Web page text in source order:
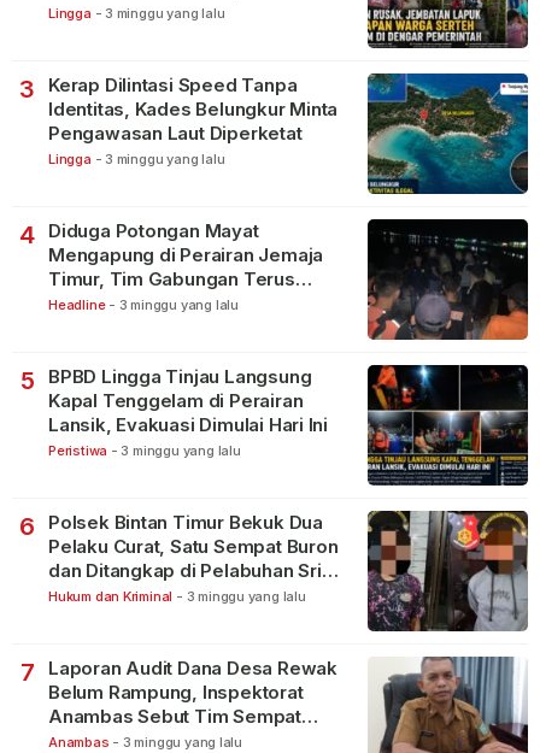
Lingga - 3 minggu yang lalu
3
Kerap Dilintasi Speed Tanpa
Identitas, Kades Belungkur Minta
Pengawasan Laut Diperketat
Lingga - 3 minggu yang lalu
4
Diduga Potongan Mayat
Mengapung di Perairan Jemaja
Timur, Tim Gabungan Terus
Lakukan Pencarian
Headline - 3 minggu yang lalu
5
BPBD Lingga Tinjau Langsung
Kapal Tenggelam di Perairan
Lansik, Evakuasi Dimulai Hari Ini
Peristiwa - 3 minggu yang lalu
6
Polsek Bintan Timur Bekuk Dua
Pelaku Curat, Satu Sempat Buron
dan Ditangkap di Pelabuhan Sri
Bintan Pura
Hukum dan Kriminal - 3 minggu yang lalu
7
Laporan Audit Dana Desa Rewak
Belum Rampung, Inspektorat
Anambas Sebut Tim Sempat
Terbagi Tangani Kasus Lain
Anambas - 3 minggu yang lalu